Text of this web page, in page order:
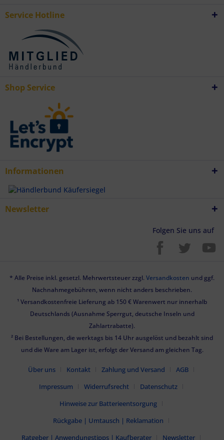
Service Hotline
Shop Service
Informationen
Newsletter
Folgen Sie uns auf
* Alle Preise inkl. gesetzl. Mehrwertsteuer zzgl. Versandkosten und ggf.
Nachnahmegebühren, wenn nicht anders beschrieben.
¹ Versandkostenfreie Lieferung ab 150 € Warenwert nur innerhalb
Deutschlands (Ausnahme Sperrgut, deutsche Inseln und
Zahlartrabatte).
² Bei Bestellungen, die werktags bis 14 Uhr ausgelöst und bezahlt sind
und die Ware am Lager ist, erfolgt der Versand am gleichen Tag.
Über uns Kontakt Zahlung und Versand
AGB
Impressum
Widerrufsrecht
Datenschutz
Hinweise zur Batterieentsorgung
Rückgabe | Umtausch | Reklamation
Ratgeber | Anwendungstipps | Kaufberater
Newsletter
Verwendung reduzierter Daten zur Auswahl von Inhalten
Besondere Features:
Verwendung genauer Standortdaten
Endgeräteeigenschaften zur Identifikation aktiv abfragen